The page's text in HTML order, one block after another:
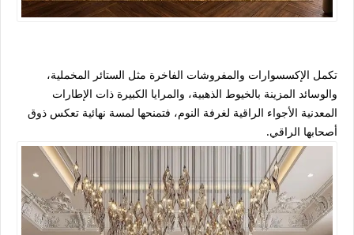
تكمل الإكسسوارات والمفروشات الفاخرة مثل الستائر المخملية،
والوسائد المزينة بالخيوط الذهبية، والمرايا الكبيرة ذات الإطارات
المعدنية الأجواء الراقية لغرفة النوم، فتمنحها لمسة نهائية تعكس ذوق
أصحابها الراقي.